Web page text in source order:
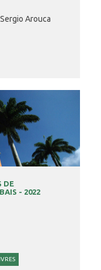
Arouca
DE
- 2022